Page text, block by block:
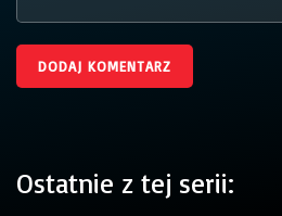
Ostatnie z tej serii: